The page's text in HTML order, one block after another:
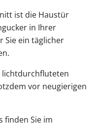
ist die Haustür
in Ihrer
Sie ein täglicher
lichtdurchfluteten
vor neugierigen
finden Sie im